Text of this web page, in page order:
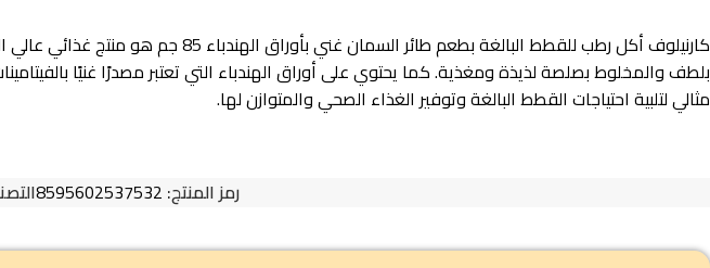
كارنيلوف أكل رطب للقطط البالغة
مثالي لتلبية احتياجات القطط البالغة وتوفير الغذاء الصحي والمتوازن لها.
رمز المنتج: 8595602537532